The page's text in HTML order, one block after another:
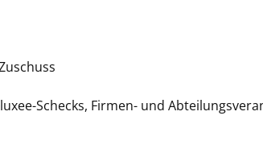
Schecks, Firmen- und